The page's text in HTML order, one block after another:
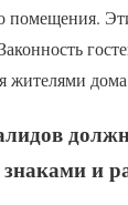
помещения.
жителями дома
и